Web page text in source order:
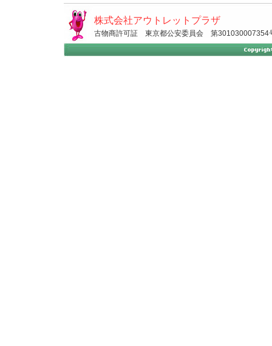
株式会社アウトレットプラザ
古物商許可証 東京都公安委員会 第301030007354